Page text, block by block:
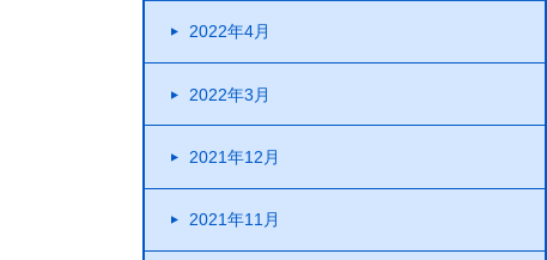
2022年4月
2022年3月
2021年12月
2021年11月